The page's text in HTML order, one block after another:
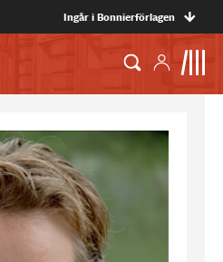
Ingår i Bonnierförlagen